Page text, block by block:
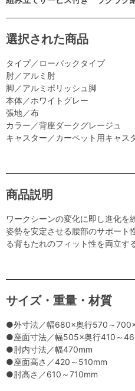
選択された商品
タイプ／ローバックタイプ
肘／アルミ肘
脚／アルミポリッシュ脚
本体／ホワイトグレー
張地／布
カラー／背座ダークグレージュ
キャスター／カーペット用キャス
商品説明
ワークシーンの変化に即し進化を
姿勢を安定させる腰部のサポート
る背もたれのフィット性を両立す
サイズ・重量・材質
●外寸法／幅680×奥行570～
●座面寸法／幅505×奥行410～
●肘内寸法／幅470mm
●座面高さ／420～510mm
●肘高さ／610～710mm